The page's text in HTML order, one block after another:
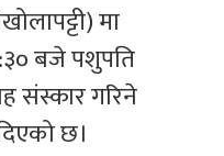
मा
बजे पशुपति
संस्कार गरिने
छ।